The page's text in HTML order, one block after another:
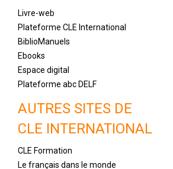
Livre-web
Plateforme CLE International
BiblioManuels
Ebooks
Espace digital
Plateforme abc DELF
AUTRES SITES DE
CLE INTERNATIONAL
CLE Formation
Le français dans le monde